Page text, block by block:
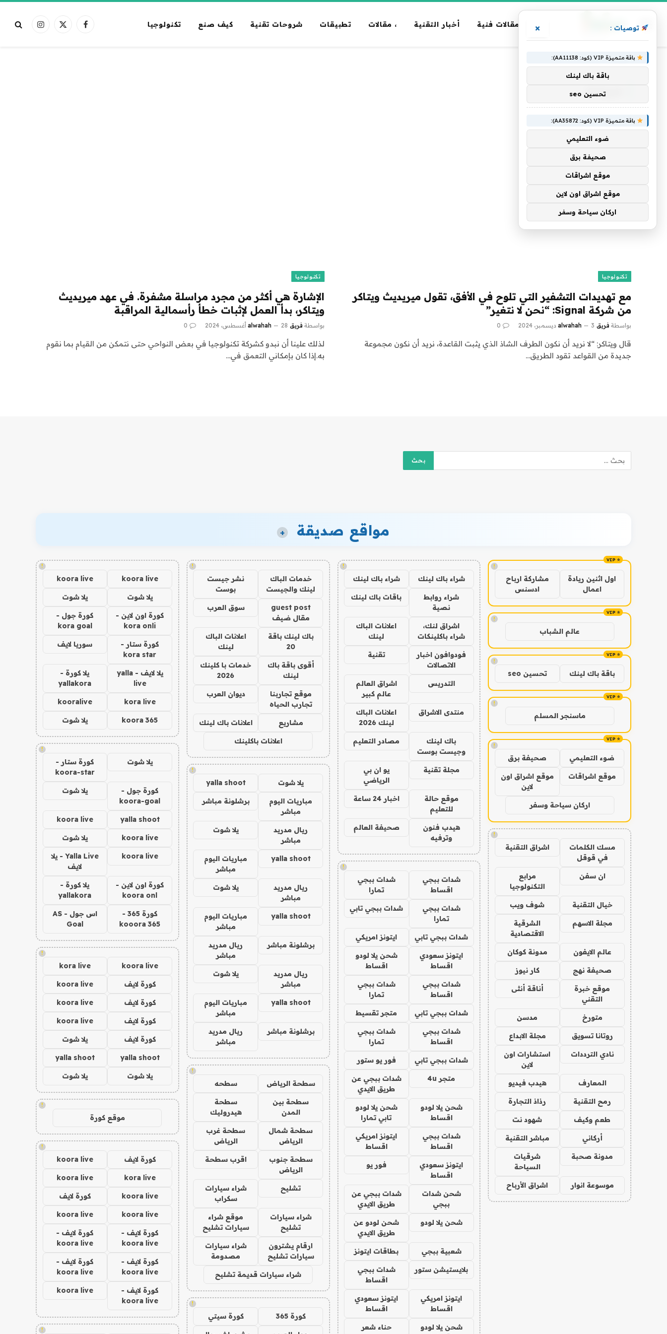
مقالات فنية أخبار التقنية ، مقالات تطبيقات شروحات تقنية كيف صنع تكنولوجيا فيسبوكX
الانستغرام
الرئيسية » ميريديث
ميريديث
تكنولوجيا
مع تهديدات التشفير التي تلوح في الأفق، تقول ميريديث ويتاكر
من شركة Signal: “نحن لا نتغير”
بواسطة فريق alwahah 3 ديسمبر، 2024 0
قال ويتاكر: “لا نريد أن نكون الطرف الشاذ الذي يثبت القاعدة، نريد أن نكون مجموعة
جديدة من القواعد تقود الطريق…
تكنولوجيا
الإشارة هي أكثر من مجرد مراسلة مشفرة. في عهد ميريديث
ويتاكر، بدأ العمل لإثبات خطأ رأسمالية المراقبة
بواسطة فريق alwahah 28 أغسطس، 2024 0
لذلك علينا أن نبدو كشركة تكنولوجيا في بعض النواحي حتى نتمكن من القيام بما نقوم
به.إذا كان بإمكاني التعمق في…
مواقع صديقة +
!
اول اثنين ريادة
اعمال
مشاركة ارباح
ادسنس
!
عالم الشباب
!
باقة باك لينك تحسين seo
!
ماسنجر المسلم
!
ضوء التعليمي صحيفة برق
موقع اشراقات
موقع اشراق اون
لاين
اركان سياحة وسفر
!
مسك الكلمات
في قوقل
اشراق التقنية
ان سفن
مرابع
التكنولوجيا
خيال التقنية شوف ويب
مجلة الاسهم
الشرقية
الاقتصادية
عالم الايفون مدونة كوكان
صحيفة نهج كار نيوز
موقع خبرة
التقني
أناقة أنثى
متورخ مدسن
روتانا تسويق مجلة الابداع
نادي الترددات
استشارات اون
لاين
المعارف هيدب فيديو
رمح التقنية رذاذ التجارة
طعم وكيف شهود نت
أركاني مباشر التقنية
مدونة صحبة
شرقيات
السياحة
موسوعة انوار اشراق الأرباح
!
شراء باك لينك شراء باك لينك
شراء روابط
نصية
باقات باك لينك
اشراق لنك،
شراء باكلينكات
اعلانات الباك
لينك
فودوافون اخبار
الاتصالات
تقنية
التدريس
اشراق العالم
عالم كبير
منتدى الاشراق
اعلانات الباك
لينك 2026
باك لينك
وجيست بوست
مصادر التعليم
مجلة تقنية
يو ان بي
الرياضي
موقع حالة
للتعليم
اخبار 24 ساعة
هيدب فنون
وترفيه
صحيفة العالم
!
شدات ببجي
اقساط
شدات ببجي
تمارا
شدات ببجي
تمارا
شدات ببجي تابي
شدات ببجي تابي ايتونز امريكي
ايتونز سعودي
اقساط
شحن يلا لودو
اقساط
شدات ببجي
اقساط
شدات ببجي
تمارا
شدات ببجي تابي متجر تقسيط
شدات ببجي
اقساط
شدات ببجي
تمارا
شدات ببجي تابي فور يو ستور
متجر 4u
شدات ببجي عن
طريق الايدي
شحن يلا لودو
اقساط
شحن يلا لودو
تابي تمارا
شدات ببجي
اقساط
ايتونز امريكي
اقساط
ايتونز سعودي
اقساط
فور يو
شحن شدات
ببجي
شدات ببجي عن
طريق الايدي
شحن يلا لودو
شحن لودو عن
طريق الايدي
شعبية ببجي بطاقات ايتونز
بلايستيشن ستور
شدات ببجي
اقساط
ايتونز امريكي
اقساط
ايتونز سعودي
اقساط
شحن يلا لودو
حناء شعر
!
خدمات الباك
لينك والجيست
نشر جيست
بوست
guest post
مقال ضيف
سوق العرب
باك لينك باقة
20
اعلانات الباك
لينك
أقوى باقة باك
لينك
خدمات با كلينك
2026
موقع تجاربنا
تجارب الحياه
ديوان العرب
مشاريع اعلانات باك لينك
اعلانات باكلينك
!
يلا شوت yalla shoot
مباريات اليوم
مباشر
برشلونة مباشر
ريال مدريد
مباشر
يلا شوت
yalla shoot
مباريات اليوم
مباشر
ريال مدريد
مباشر
يلا شوت
yalla shoot
مباريات اليوم
مباشر
برشلونة مباشر
ريال مدريد
مباشر
ريال مدريد
مباشر
يلا شوت
yalla shoot
مباريات اليوم
مباشر
برشلونة مباشر
ريال مدريد
مباشر
!
سطحة الرياض سطحه
سطحة بين
المدن
سطحة
هيدروليك
سطحة شمال
الرياض
سطحة غرب
الرياض
سطحة جنوب
الرياض
اقرب سطحة
تشليح
شراء سيارات
سكراب
شراء سيارات
تشليح
موقع شراء
سيارات تشليح
ارقام يشترون
سيارات تشليح
شراء سيارات
مصدومة
شراء سيارات قديمة تشليح
!
كورة 365 كورة سيتي
!
koora live
koora live
يلا شوت يلا شوت
كورة اون لاين -
kora onli
كورة جول -
kora goal
كورة ستار -
kora star
سوريا لايف
يلا لايف - yalla
live
يلا كورة -
yallakora
kora live
kooralive
koora 365 يلا شوت
!
يلا شوت
كورة ستار -
koora-star
كورة جول -
koora-goal
يلا شوت
yalla shoot
koora live
koora live يلا شوت
koora live
Yalla Live - يلا
لايف
كورة اون لاين -
koora onl
يلا كورة -
yallakora
كورة 365 -
kooora 365
اس جول - AS
Goal
!
koora live
kora live
كورة لايف koora live
كورة لايف koora live
كورة لايف koora live
كورة لايف يلا شوت
yalla shoot
yalla shoot
يلا شوت يلا شوت
!
موقع كورة
!
كورة لايف koora live
kora live
koora live
koora live كورة لايف
koora live
koora live
كورة لايف -
koora live
كورة لايف -
koora live
كورة لايف -
koora live
كورة لايف -
koora live
كورة لايف -
koora live
koora live
!
توصيات : ×
باقة متميزة VIP (كود: AA11138):
باقة باك لينك
تحسين seo
باقة متميزة VIP (كود: AA35872):
ضوء التعليمي
صحيفة برق
موقع اشراقات
موقع اشراق اون لاين
اركان سياحة وسفر